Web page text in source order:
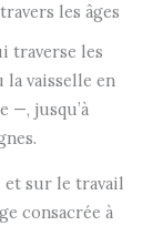
les âges
traverse les
la vaisselle en
—, jusqu’à
et sur le travail
consacrée à